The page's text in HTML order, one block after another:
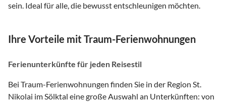
sein. Ideal für alle, die bewusst entschleunigen möchten.
Ihre Vorteile mit Traum-Ferienwohnungen
Ferienunterkünfte für jeden Reisestil
Bei Traum-Ferienwohnungen finden Sie in der Region St.
Nikolai im Sölktal eine große Auswahl an Unterkünften: von